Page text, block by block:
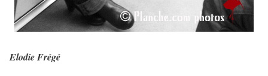
Elodie Frégé